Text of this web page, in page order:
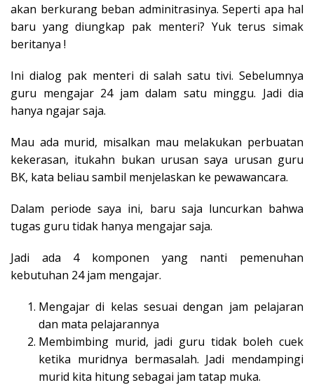
akan berkurang beban adminitrasinya. Seperti apa hal
baru yang diungkap pak menteri? Yuk terus simak
beritanya !
Ini dialog pak menteri di salah satu tivi. Sebelumnya
guru mengajar 24 jam dalam satu minggu. Jadi dia
hanya ngajar saja.
Mau ada murid, misalkan mau melakukan perbuatan
kekerasan, itukahn bukan urusan saya urusan guru
BK, kata beliau sambil menjelaskan ke pewawancara.
Dalam periode saya ini, baru saja luncurkan bahwa
tugas guru tidak hanya mengajar saja.
Jadi ada 4 komponen yang nanti pemenuhan
kebutuhan 24 jam mengajar.
Mengajar di kelas sesuai dengan jam pelajaran
dan mata pelajarannya
Membimbing murid, jadi guru tidak boleh cuek
ketika muridnya bermasalah. Jadi mendampingi
murid kita hitung sebagai jam tatap muka.